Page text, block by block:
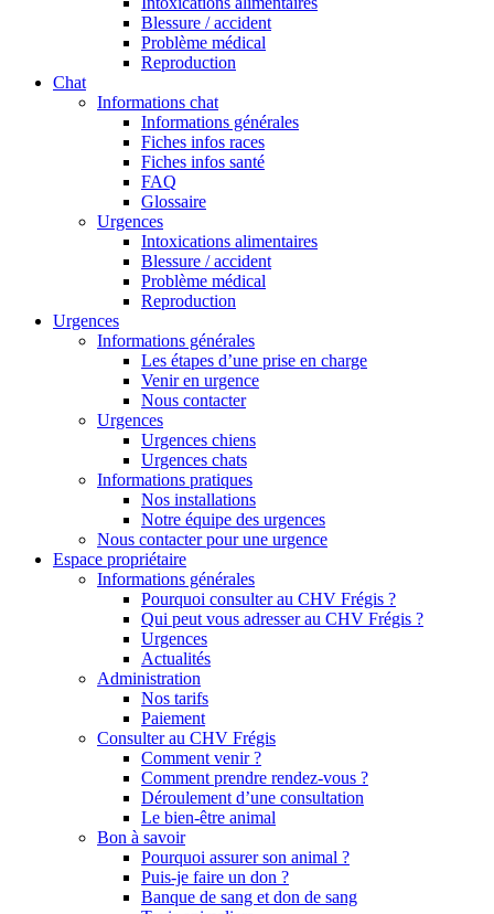
Blessure / accident
Problème médical
Reproduction
Chat
Informations chat
Informations générales
Fiches infos races
Fiches infos santé
FAQ
Glossaire
Urgences
Intoxications alimentaires
Blessure / accident
Problème médical
Reproduction
Urgences
Informations générales
Les étapes d’une prise en charge
Venir en urgence
Nous contacter
Urgences
Urgences chiens
Urgences chats
Informations pratiques
Nos installations
Notre équipe des urgences
Nous contacter pour une urgence
Espace propriétaire
Informations générales
Pourquoi consulter au CHV Frégis ?
Qui peut vous adresser au CHV Frégis ?
Urgences
Actualités
Administration
Nos tarifs
Paiement
Consulter au CHV Frégis
Comment venir ?
Comment prendre rendez-vous ?
Déroulement d’une consultation
Le bien-être animal
Bon à savoir
Pourquoi assurer son animal ?
Puis-je faire un don ?
Banque de sang et don de sang